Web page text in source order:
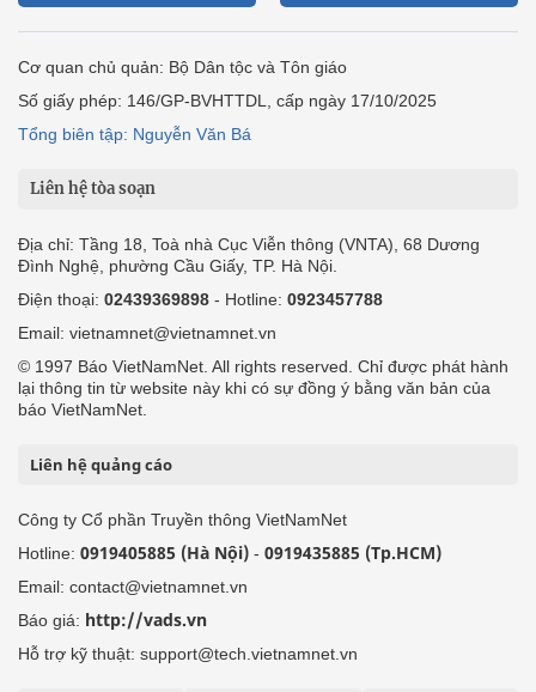
Cơ quan chủ quản: Bộ Dân tộc và Tôn giáo
Số giấy phép: 146/GP-BVHTTDL, cấp ngày 17/10/2025
Tổng biên tập: Nguyễn Văn Bá
Liên hệ tòa soạn
Địa chỉ: Tầng 18, Toà nhà Cục Viễn thông (VNTA), 68 Dương
Đình Nghệ, phường Cầu Giấy, TP. Hà Nội.
Điện thoại: 02439369898 - Hotline: 0923457788
Email: vietnamnet@vietnamnet.vn
© 1997 Báo VietNamNet. All rights reserved. Chỉ được phát hành
lại thông tin từ website này khi có sự đồng ý bằng văn bản của
báo VietNamNet.
Liên hệ quảng cáo
Công ty Cổ phần Truyền thông VietNamNet
Hotline: 0919405885 (Hà Nội) - 0919435885 (Tp.HCM)
Email: contact@vietnamnet.vn
Báo giá: http://vads.vn
Hỗ trợ kỹ thuật: support@tech.vietnamnet.vn